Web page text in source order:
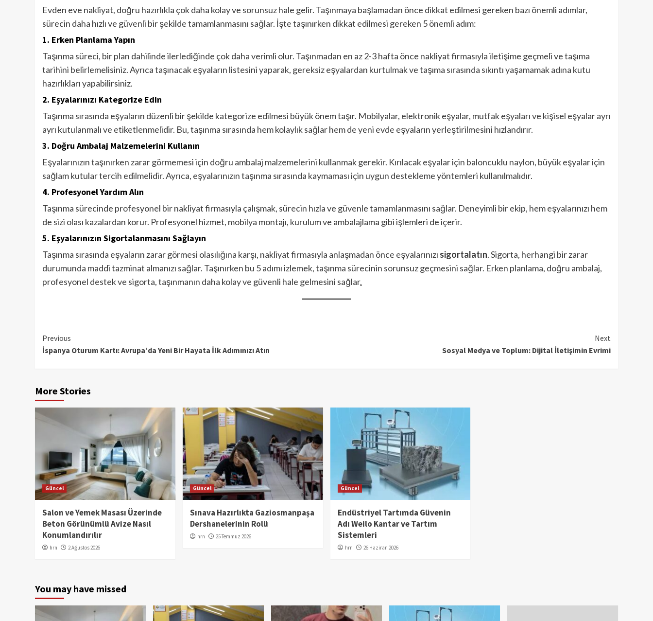
Evden eve nakliyat, doğru hazırlıkla çok daha kolay ve sorunsuz hale gelir. Taşınmaya başlamadan önce dikkat edilmesi gereken bazı önemli adımlar,
sürecin daha hızlı ve güvenli bir şekilde tamamlanmasını sağlar. İşte taşınırken dikkat edilmesi gereken 5 önemli adım:
1. Erken Planlama Yapın
Taşınma süreci, bir plan dahilinde ilerlediğinde çok daha verimli olur. Taşınmadan en az 2-3 hafta önce nakliyat firmasıyla iletişime geçmeli ve taşıma
tarihini belirlemelisiniz. Ayrıca taşınacak eşyaların listesini yaparak, gereksiz eşyalardan kurtulmak ve taşıma sırasında sıkıntı yaşamamak adına kutu
hazırlıkları yapabilirsiniz.
2. Eşyalarınızı Kategorize Edin
Taşınma sırasında eşyaların düzenli bir şekilde kategorize edilmesi büyük önem taşır. Mobilyalar, elektronik eşyalar, mutfak eşyaları ve kişisel eşyalar ayrı
ayrı kutulanmalı ve etiketlenmelidir. Bu, taşınma sırasında hem kolaylık sağlar hem de yeni evde eşyaların yerleştirilmesini hızlandırır.
3. Doğru Ambalaj Malzemelerini Kullanın
Eşyalarınızın taşınırken zarar görmemesi için doğru ambalaj malzemelerini kullanmak gerekir. Kırılacak eşyalar için baloncuklu naylon, büyük eşyalar için
sağlam kutular tercih edilmelidir. Ayrıca, eşyalarınızın taşınma sırasında kaymaması için uygun destekleme yöntemleri kullanılmalıdır.
4. Profesyonel Yardım Alın
Taşınma sürecinde profesyonel bir nakliyat firmasıyla çalışmak, sürecin hızla ve güvenle tamamlanmasını sağlar. Deneyimli bir ekip, hem eşyalarınızı hem
de sizi olası kazalardan korur. Profesyonel hizmet, mobilya montajı, kurulum ve ambalajlama gibi işlemleri de içerir.
5. Eşyalarınızın Sigortalanmasını Sağlayın
Taşınma sırasında eşyaların zarar görmesi olasılığına karşı, nakliyat firmasıyla anlaşmadan önce eşyalarınızı sigortalatın. Sigorta, herhangi bir zarar
durumunda maddi tazminat almanızı sağlar. Taşınırken bu 5 adımı izlemek, taşınma sürecinin sorunsuz geçmesini sağlar. Erken planlama, doğru ambalaj,
profesyonel destek ve sigorta, taşınmanın daha kolay ve güvenli hale gelmesini sağlar.
Continue
Reading
Previous
İspanya Oturum Kartı: Avrupa’da Yeni Bir Hayata İlk Adımınızı Atın
Next
Sosyal Medya ve Toplum: Dijital İletişimin Evrimi
More Stories
Güncel
Salon ve Yemek Masası Üzerinde
Beton Görünümlü Avize Nasıl
Konumlandırılır
hrn 2 Ağustos 2026
Güncel
Sınava Hazırlıkta Gaziosmanpaşa
Dershanelerinin Rolü
hrn 25 Temmuz 2026
Güncel
Endüstriyel Tartımda Güvenin
Adı Weilo Kantar ve Tartım
Sistemleri
hrn 26 Haziran 2026
You may have missed